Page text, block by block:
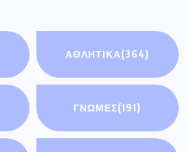
ΑΘΛΗΤΙΚΑ(364)
ΓΝΩΜΕΣ(191)